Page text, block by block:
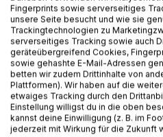
über ihren zerbrechlichen
leere Hülle zurück blieb, als
und nun in ungeahnten
Zwischen Leben und Tot gibt
nur den Menschen die
leichtgläubig oder ein wenig
Dramatisch endet mit einem
Fingerprints sowie serverseitiges
unsere Seite besucht und wie sie
Trackingtechnologien zu
serverseitiges Tracking sowie auch
geräteübergreifend Cookies,
sowie gehashte E-Mail-Adressen
betten wir zudem Drittinhalte von
Plattformen). Wir haben auf die
etwaiges Tracking durch den
Einstellung willigst du in die oben
kannst deine Einwilligung (z. B. im
jederzeit mit Wirkung für die Zukunft